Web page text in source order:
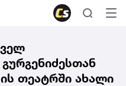
თეატრში ახალი